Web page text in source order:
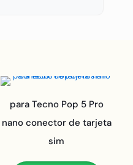
para Tecno Pop 5 Pro
nano conector de tarjeta
sim